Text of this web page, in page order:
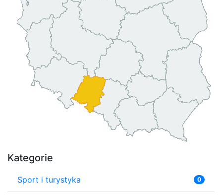
Kategorie
Sport i turystyka 0